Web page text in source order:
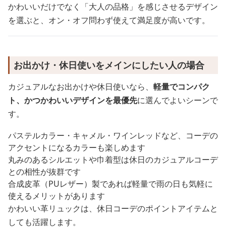
かわいいだけでなく「大人の品格」を感じさせるデザイン
を選ぶと、オン・オフ問わず使えて満足度が高いです。
お出かけ・休日使いをメインにしたい人の場合
カジュアルなお出かけや休日使いなら、 軽量でコンパク
ト、かつかわいいデザインを最優先に選んでよいシーンで
す。
パステルカラー・キャメル・ワインレッドなど、コーデの
アクセントになるカラーも楽しめます
丸みのあるシルエットや巾着型は休日のカジュアルコーデ
との相性が抜群です
合成皮革（PUレザー）製であれば軽量で雨の日も気軽に
使えるメリットがあります
かわいい革リュックは、休日コーデのポイントアイテムと
しても活躍します。